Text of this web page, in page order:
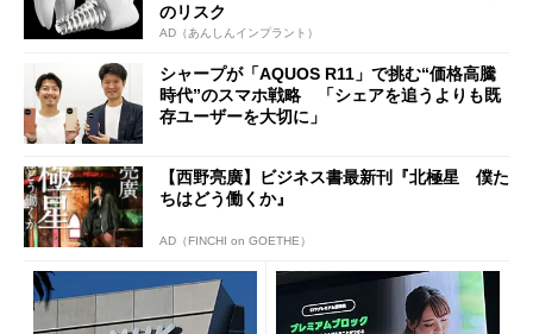
のリスク
AD（あんしんインプラント）
シャープが「AQUOS R11」で挑む“価格高騰
時代”のスマホ戦略 「シェアを追うよりも既
存ユーザーを大切に」
【西野亮廣】ビジネス書最新刊『北極星 僕た
ちはどう働くか』
AD（FINCHI on GOETHE）